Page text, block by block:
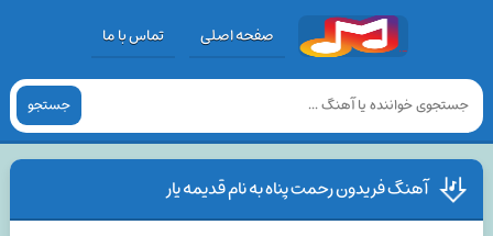
صفحه اصلی تماس با ما
جستجو
آهنگ فریدون رحمت پناه به نام قدیمه یار